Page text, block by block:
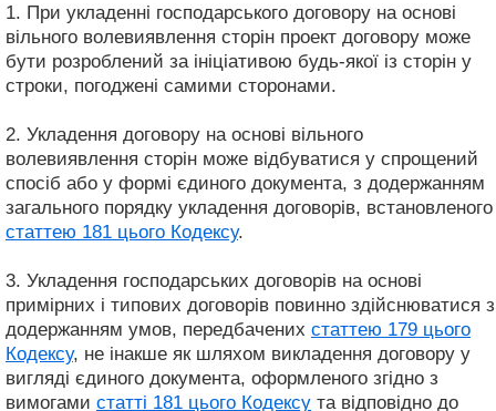
1. При укладенні господарського договору на основі
вільного волевиявлення сторін проект договору може
бути розроблений за ініціативою будь-якої із сторін у
строки, погоджені самими сторонами.
2. Укладення договору на основі вільного
волевиявлення сторін може відбуватися у спрощений
спосіб або у формі єдиного документа, з додержанням
загального порядку укладення договорів, встановленого
статтею 181 цього Кодексу.
3. Укладення господарських договорів на основі
примірних і типових договорів повинно здійснюватися з
додержанням умов, передбачених статтею 179 цього
Кодексу, не інакше як шляхом викладення договору у
вигляді єдиного документа, оформленого згідно з
вимогами статті 181 цього Кодексу та відповідно до